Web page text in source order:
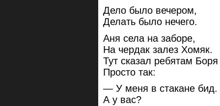
Дело было вечером,
Делать было нечего.
Аня села на заборе,
На чердак залез Хомяк.
Тут сказал ребятам Боря
Просто так:
— У меня в стакане бид.
А у вас?